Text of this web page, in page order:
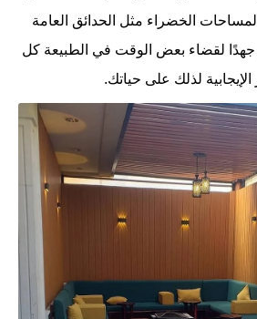
الخضراء مثل الحدائق العامة
جهدًا لقضاء بعض الوقت في الطبيعة كل
الإيجابية لذلك على حياتك.